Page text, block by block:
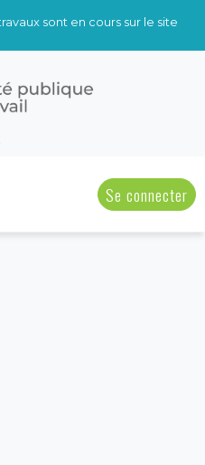
sont en cours sur le site
Se connecter